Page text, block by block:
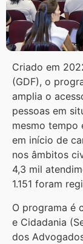
Criado em
(GDF), o
amplia o
pessoas em
mesmo tempo
em início de
nos âmbitos
4,3 mil
1.151 foram
O programa é
e Cidadania
dos